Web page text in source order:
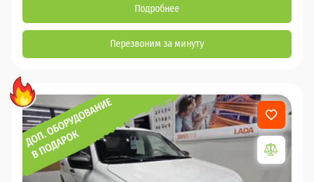
Подробнее
Перезвоним за минуту